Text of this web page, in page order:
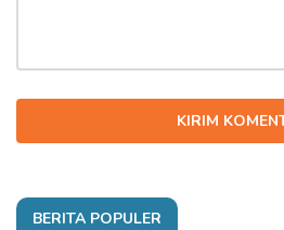
KIRIM
BERITA POPULER